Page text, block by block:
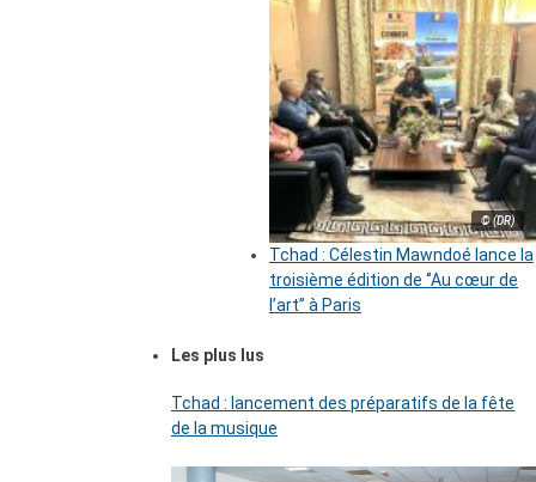
© (DR)
Tchad : Célestin Mawndoé lance la
troisième édition de ‘’Au cœur de
l’art’’ à Paris
Les plus lus
Tchad : lancement des préparatifs de la fête
de la musique